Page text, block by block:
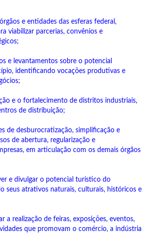
e entidades das esferas federal,
viabilizar parcerias, convênios e
e levantamentos sobre o potencial
identificando vocações produtivas e
e o fortalecimento de distritos industriais,
de distribuição;
de desburocratização, simplificação e
de abertura, regularização e
em articulação com os demais órgãos
e divulgar o potencial turístico do
seus atrativos naturais, culturais, históricos e
a realização de feiras, exposições, eventos,
que promovam o comércio, a indústria